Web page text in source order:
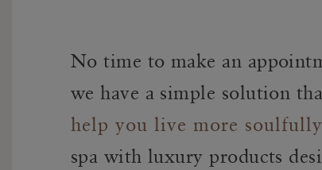
No time to make an
we have a simple solution
help you live more soulfully
spa with luxury products